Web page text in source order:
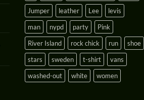
Jumper
leather Lee
levis
man
nypd party
Pink
River Island
rock chick run
shoe
stars
sweden t-shirt
vans
washed-out
white women